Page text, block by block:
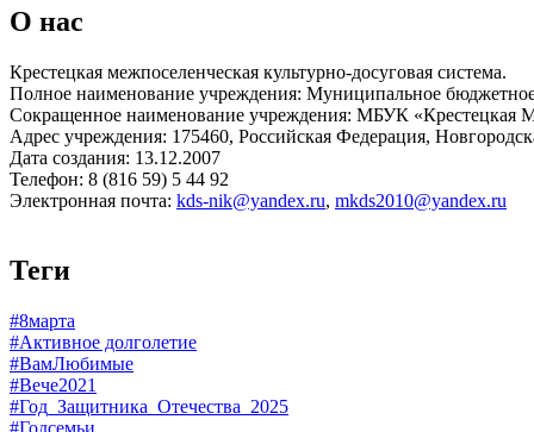
О нас
Крестецкая межпоселенческая культурно-досуговая система.
Полное наименование учреждения: Муниципальное бюджетное
Сокращенное наименование учреждения: МБУК
Адрес учреждения: 175460, Российская Федерация,
Дата создания: 13.12.2007
Телефон: 8 (816 59) 5 44 92
Электронная почта: kds-nik@yandex.ru, mkds2010@yandex.ru
Теги
#8марта
#Активное долголетие
#ВамЛюбимые
#Вече2021
#Год_Защитника_Отечества_2025
#Годсемьи